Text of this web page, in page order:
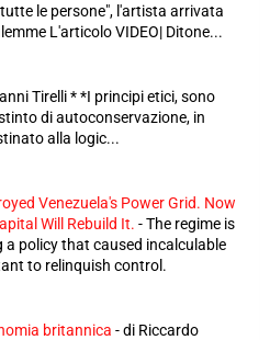
le persone", l'artista arrivata
L'articolo VIDEO| Ditone...
Tirelli * *I principi etici, sono
di autoconservazione, in
alla logic...
Venezuela's Power Grid. Now
Will Rebuild It. -The regime is
a policy that caused incalculable
to relinquish control.
britannica -di Riccardo